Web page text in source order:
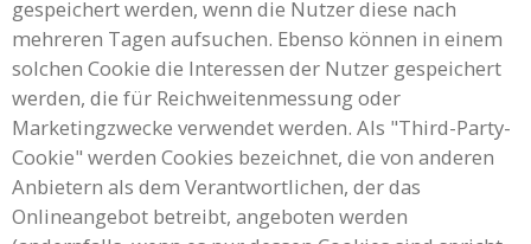
gespeichert werden, wenn die Nutzer diese nach
mehreren Tagen aufsuchen. Ebenso können in einem
solchen Cookie die Interessen der Nutzer gespeichert
werden, die für Reichweitenmessung oder
Marketingzwecke verwendet werden. Als "Third-Party-
Cookie" werden Cookies bezeichnet, die von anderen
Anbietern als dem Verantwortlichen, der das
Onlineangebot betreibt, angeboten werden